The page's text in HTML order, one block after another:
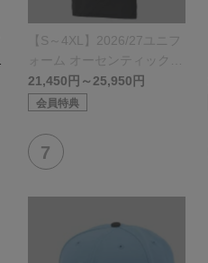
【S～4XL】2026/27ユニフ
ォーム オーセンティックモ
デル:GK
21,450円～25,950円
会員特典